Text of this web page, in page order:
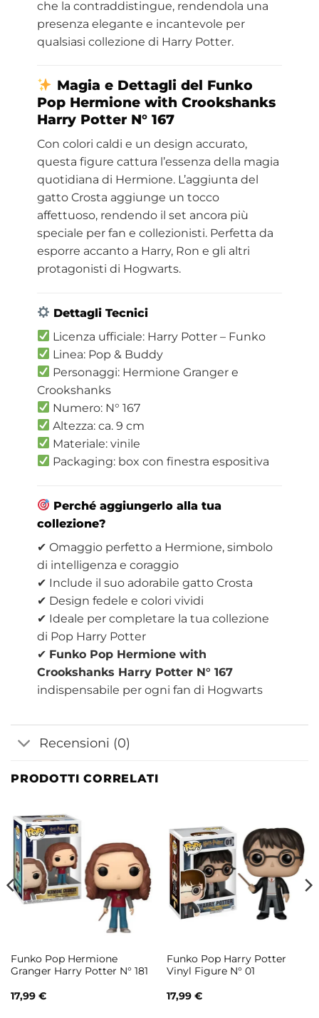
che la contraddistingue, rendendola una
presenza elegante e incantevole per
qualsiasi collezione di Harry Potter.
Magia e Dettagli del Funko
Pop Hermione with Crookshanks
Harry Potter N° 167
Con colori caldi e un design accurato,
questa figure cattura l’essenza della magia
quotidiana di Hermione. L’aggiunta del
gatto Crosta aggiunge un tocco
affettuoso, rendendo il set ancora più
speciale per fan e collezionisti. Perfetta da
esporre accanto a Harry, Ron e gli altri
protagonisti di Hogwarts.
Dettagli Tecnici
Licenza ufficiale: Harry Potter – Funko
Linea: Pop & Buddy
Personaggi: Hermione Granger e
Crookshanks
Numero: N° 167
Altezza: ca. 9 cm
Materiale: vinile
Packaging: box con finestra espositiva
Perché aggiungerlo alla tua
collezione?
✔ Omaggio perfetto a Hermione, simbolo
di intelligenza e coraggio
✔ Include il suo adorabile gatto Crosta
✔ Design fedele e colori vividi
✔ Ideale per completare la tua collezione
di Pop Harry Potter
✔ Funko Pop Hermione with
Crookshanks Harry Potter N° 167
indispensabile per ogni fan di Hogwarts
Recensioni (0)
PRODOTTI CORRELATI
Funko Pop Hermione
Granger Harry Potter N° 181
17,99 €
Funko Pop Harry Potter
Vinyl Figure N° 01
17,99 €